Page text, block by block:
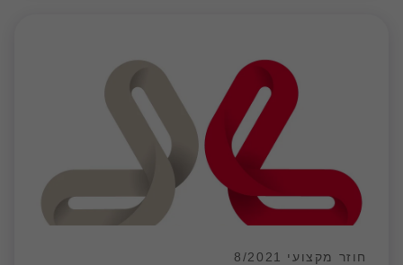
חוזר מקצועי 8/2021